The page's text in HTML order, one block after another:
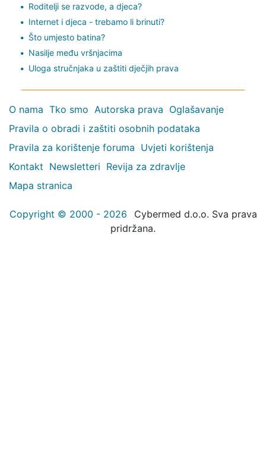
Roditelji se razvode, a djeca?
Internet i djeca - trebamo li brinuti?
Što umjesto batina?
Nasilje među vršnjacima
Uloga stručnjaka u zaštiti dječjih prava
O nama Tko smo Autorska prava Oglašavanje
Pravila o obradi i zaštiti osobnih podataka
Pravila za korištenje foruma Uvjeti korištenja
Kontakt Newsletteri Revija za zdravlje
Mapa stranica
Copyright © 2000 - 2026
Cybermed d.o.o. Sva prava
pridržana.